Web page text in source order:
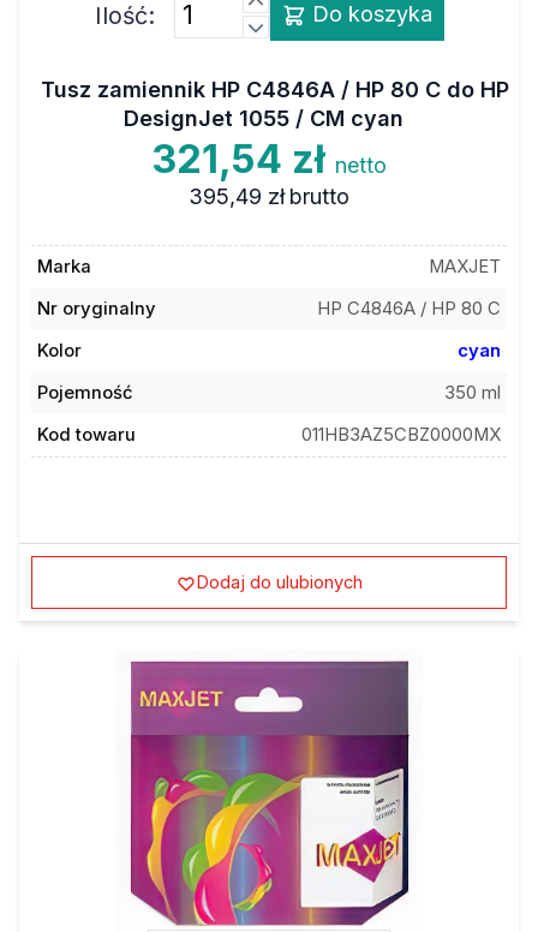
Ilość: Do koszyka
Tusz zamiennik HP C4846A / HP 80 C do HP
DesignJet 1055 / CM cyan
321,54 zł netto
395,49 zł brutto
Marka
MAXJET
Nr oryginalny
HP C4846A / HP 80 C
Kolor
cyan
Pojemność
350 ml
Kod towaru
011HB3AZ5CBZ0000MX
Dodaj do ulubionych